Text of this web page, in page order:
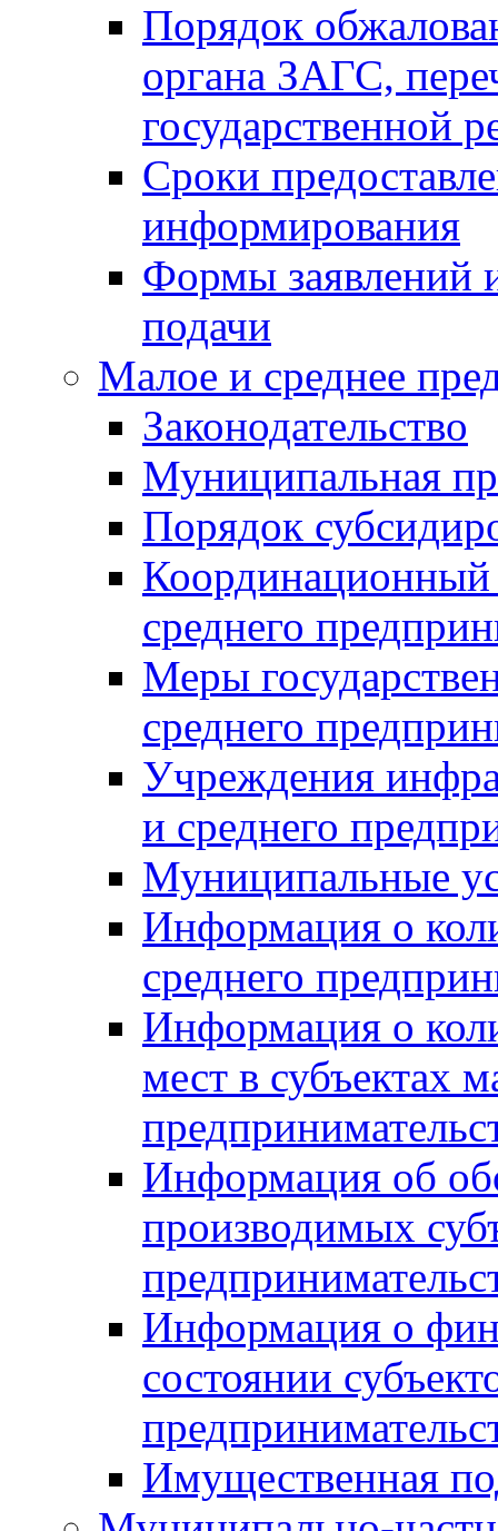
Порядок
органа ЗАГС,
государственной
Сроки
информирования
Формы заявлений
подачи
Малое и среднее
Законодательство
Муниципальная
Порядок
Координационный
среднего
Меры
среднего
Учреждения
и среднего
Муниципальные
Информация о
среднего
Информация о
мест в субъектах
Информация об
производимых
Информация о
состоянии
Имущественная